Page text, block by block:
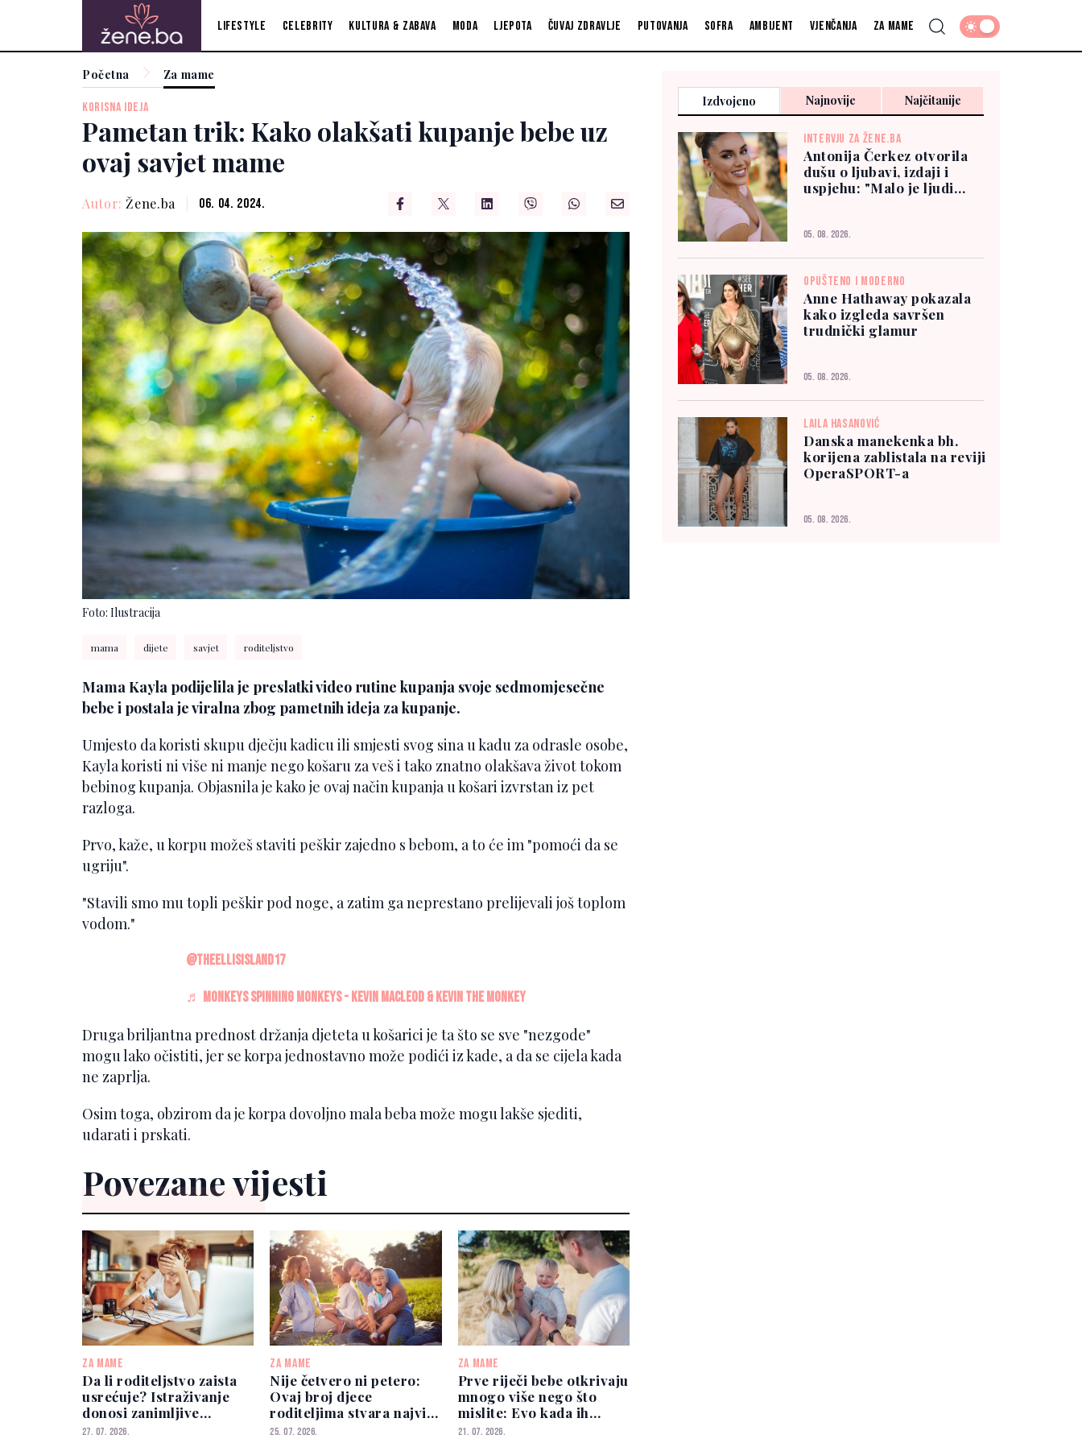
Lifestyle Celebrity Kultura & zabava Moda Ljepota Čuvaj zdravlje Putovanja Sofra Ambijent Vjenčanja Za mame
Početna Za mame
KORISNA IDEJA
Pametan trik: Kako olakšati kupanje bebe uz
ovaj savjet mame
Autor: Žene.ba 06. 04. 2024.
Foto: Ilustracija
mama dijete savjet roditeljstvo
Mama Kayla podijelila je preslatki video rutine kupanja svoje sedmomjesečne
bebe i postala je viralna zbog pametnih ideja za kupanje.
Umjesto da koristi skupu dječju kadicu ili smjesti svog sina u kadu za odrasle osobe,
Kayla koristi ni više ni manje nego košaru za veš i tako znatno olakšava život tokom
bebinog kupanja. Objasnila je kako je ovaj način kupanja u košari izvrstan iz pet
razloga.
Prvo, kaže, u korpu možeš staviti peškir zajedno s bebom, a to će im "pomoći da se
ugriju".
"Stavili smo mu topli peškir pod noge, a zatim ga neprestano prelijevali još toplom
vodom."
@theellisisland17
♬ Monkeys Spinning Monkeys - Kevin MacLeod & Kevin The Monkey
Druga briljantna prednost držanja djeteta u košarici je ta što se sve "nezgode"
mogu lako očistiti, jer se korpa jednostavno može podići iz kade, a da se cijela kada
ne zaprlja.
Osim toga, obzirom da je korpa dovoljno mala beba može mogu lakše sjediti,
udarati i prskati.
Povezane vijesti
ZA MAME
Da li roditeljstvo zaista
usrećuje? Istraživanje
donosi zanimljive
odgovore
27. 07. 2026.
ZA MAME
Nije četvero ni petero:
Ovaj broj djece
roditeljima stvara najviše
stresa
25. 07. 2026.
ZA MAME
Prve riječi bebe otkrivaju
mnogo više nego što
mislite: Evo kada ih
očekivati
21. 07. 2026.
Izdvojeno Najnovije Najčitanije
INTERVJU ZA ŽENE.BA
Antonija Čerkez otvorila
dušu o ljubavi, izdaji i
uspjehu: "Malo je ljudi
05. 08. 2026.
OPUŠTENO I MODERNO
Anne Hathaway pokazala
kako izgleda savršen
trudnički glamur
05. 08. 2026.
LAILA HASANOVIĆ
Danska manekenka bh.
korijena zablistala na reviji
OperaSPORT-a
05. 08. 2026.